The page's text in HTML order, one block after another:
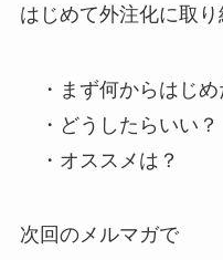
はじめて外注化に取り
・まず何からはじめ
・どうしたらいい？
・オススメは？
次回のメルマガで